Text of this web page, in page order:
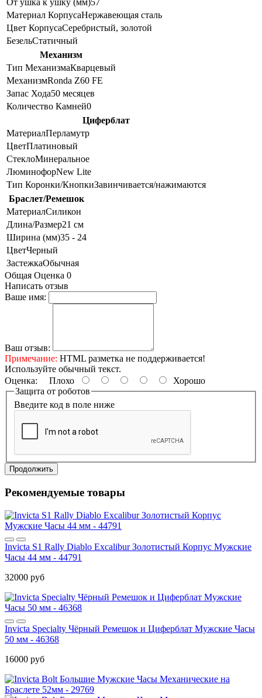
Материал КорпусаНержавеющая сталь
Цвет КорпусаСеребристый, золотой
БезельСтатичный
Механизм
Тип МеханизмаКварцевый
МеханизмRonda Z60 FE
Запас Хода50 месяцев
Количество Камней0
Циферблат
МатериалПерламутр
ЦветПлатиновый
СтеклоМинеральное
ЛюминофорNew Lite
Тип Коронки/КнопкиЗавинчивается/нажимаются
Браслет/Ремешок
МатериалСиликон
Длина/Размер21 см
Ширина (мм)35 - 24
ЦветЧерный
ЗастежкаОбычная
Общая Оценка 0
Написать отзыв
Ваше имя:
Ваш отзыв:
Примечание: HTML разметка не поддерживается!
Используйте обычный текст.
Оценка: Плохо
Хорошо
Защита от роботов
Введите код в поле ниже
Продолжить
Рекомендуемые товары
Invicta S1 Rally Diablo Excalibur Золотистый Корпус Мужские
Часы 44 мм - 44791
32000 руб
Invicta Specialty Чёрный Ремешок и Циферблат Мужские Часы
50 мм - 46368
16000 руб